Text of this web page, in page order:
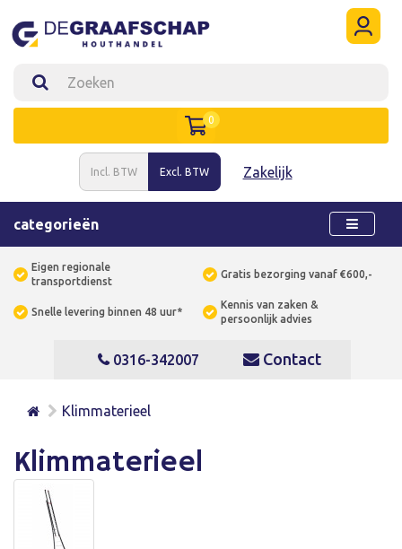
Incl. BTW Excl. BTW Zakelijk
0
categorieën
Eigen regionale
transportdienst
Gratis bezorging vanaf €600,-
Snelle levering binnen 48 uur*
Kennis van zaken &
persoonlijk advies
0316-342007 Contact
Klimmaterieel
Klimmaterieel